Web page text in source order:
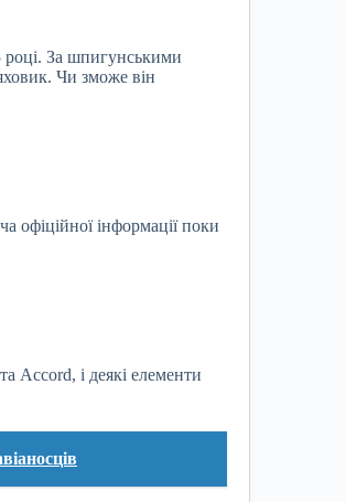
році. За шпигунськими
Чи зможе він
офіційної інформації поки
Accord, і деякі елементи